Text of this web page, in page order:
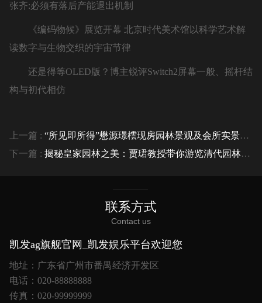
张齐:必须有落后产能退出机制
《编码物候》展览开幕 北京时代美术馆以科学艺术解
读数字与生物交织的宇宙节律
还是得等OLED版？博主锐评Switch2屏幕一般、摇杆结
构与初代相仿
上一篇 : “所见即所得”懋源璟橒现房园林景观及会所实景亮相
下一篇 : 揭秘皇家园林之美：贾珺教授带你游览清代园林中的杭州风景！
联系方式
Contact us
凯发ag旗舰官网_凯发娱乐平台欢迎您
地址：广东省广州市番禺经济开发区
电话：020-88888888
传真：020-99999999